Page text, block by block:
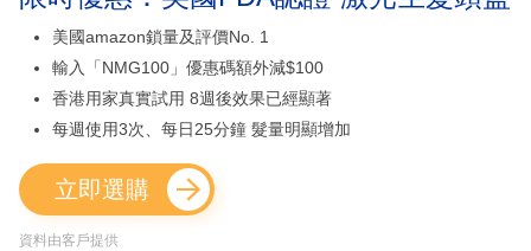
美國amazon鎖量及評價No. 1
輸入「NMG100」優惠碼額外減$100
香港用家真實試用 8週後效果已經顯著
每週使用3次、每日25分鐘 髮量明顯增加
立即選購
資料由客戶提供